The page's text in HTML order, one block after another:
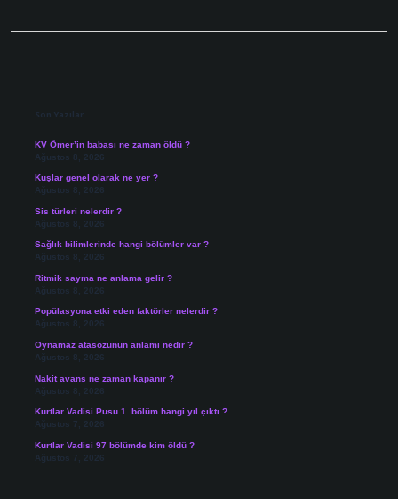
Son Yazılar
KV Ömer’in babası ne zaman öldü ?
Ağustos 8, 2026
Kuşlar genel olarak ne yer ?
Ağustos 8, 2026
Sis türleri nelerdir ?
Ağustos 8, 2026
Sağlık bilimlerinde hangi bölümler var ?
Ağustos 8, 2026
Ritmik sayma ne anlama gelir ?
Ağustos 8, 2026
Popülasyona etki eden faktörler nelerdir ?
Ağustos 8, 2026
Oynamaz atasözünün anlamı nedir ?
Ağustos 8, 2026
Nakit avans ne zaman kapanır ?
Ağustos 8, 2026
Kurtlar Vadisi Pusu 1. bölüm hangi yıl çıktı ?
Ağustos 7, 2026
Kurtlar Vadisi 97 bölümde kim öldü ?
Ağustos 7, 2026